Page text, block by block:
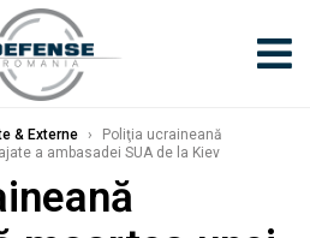
& Externe ›
Poliţia ucraineană
a ambasadei SUA de la Kiev